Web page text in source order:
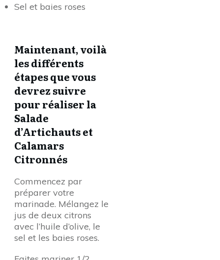
Sel et baies roses
Maintenant, voilà
les différents
étapes que vous
devrez suivre
pour réaliser la
Salade
d’Artichauts et
Calamars
Citronnés
Commencez par
préparer votre
marinade. Mélangez le
jus de deux citrons
avec l’huile d’olive, le
sel et les baies roses.